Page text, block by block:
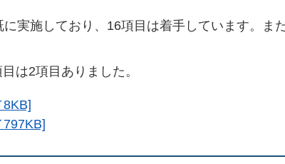
実施しており、16項目は着手しています。ま
は2項目ありました。
8KB]